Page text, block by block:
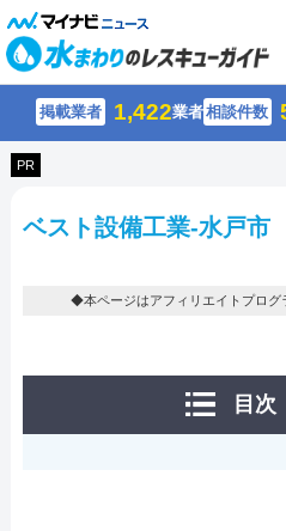
掲載業者 1,422業者相談件数
PR
ベスト設備工業-水戸市
◆本ページはアフィリエイトプログ
目次